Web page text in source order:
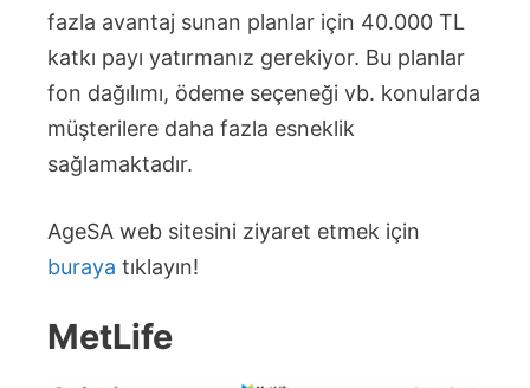
fazla avantaj sunan planlar için 40.000 TL
katkı payı yatırmanız gerekiyor. Bu planlar
fon dağılımı, ödeme seçeneği vb. konularda
müşterilere daha fazla esneklik
sağlamaktadır.
AgeSA web sitesini ziyaret etmek için
buraya tıklayın!
MetLife